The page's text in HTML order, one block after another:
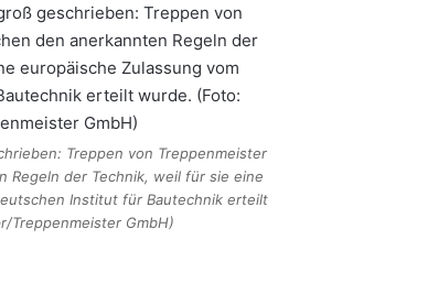
Treppen von Treppenmeister
Regeln der Technik, weil für sie eine
Institut für Bautechnik erteilt
Treppenmeister GmbH)